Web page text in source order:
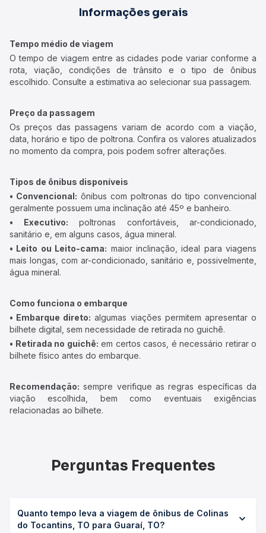
Informações gerais
Tempo médio de viagem
O tempo de viagem entre as cidades pode variar conforme a
rota, viação, condições de trânsito e o tipo de ônibus
escolhido. Consulte a estimativa ao selecionar sua passagem.
Preço da passagem
Os preços das passagens variam de acordo com a viação,
data, horário e tipo de poltrona. Confira os valores atualizados
no momento da compra, pois podem sofrer alterações.
Tipos de ônibus disponíveis
• Convencional: ônibus com poltronas do tipo convencional
geralmente possuem uma inclinação até 45º e banheiro.
• Executivo: poltronas confortáveis, ar-condicionado,
sanitário e, em alguns casos, água mineral.
• Leito ou Leito-cama: maior inclinação, ideal para viagens
mais longas, com ar-condicionado, sanitário e, possivelmente,
água mineral.
Como funciona o embarque
• Embarque direto: algumas viações permitem apresentar o
bilhete digital, sem necessidade de retirada no guichê.
• Retirada no guichê: em certos casos, é necessário retirar o
bilhete físico antes do embarque.
Recomendação: sempre verifique as regras específicas da
viação escolhida, bem como eventuais exigências
relacionadas ao bilhete.
Perguntas Frequentes
Quanto tempo leva a viagem de ônibus de Colinas
do Tocantins, TO para Guaraí, TO?